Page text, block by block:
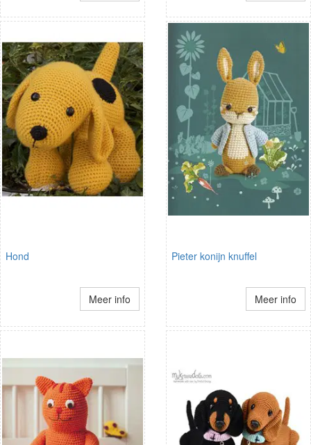
Hond
Meer info
Pieter konijn knuffel
Meer info